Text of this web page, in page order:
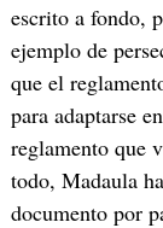
escrito a fondo,
ejemplo de
que el
para adaptarse
reglamento que
todo, Madaula
documento por